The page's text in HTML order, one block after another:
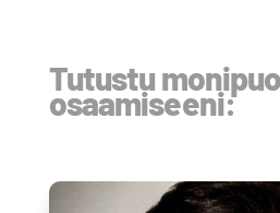
Tutustu
osaamiseeni: